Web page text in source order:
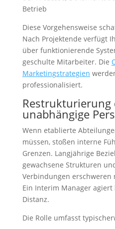
Betrieb
Diese Vorgehensweise
Nach Projektende verfügt
über funktionierende
geschulte Mitarbeiter. Die
Marketingstrategien
professionalisiert.
unabhängige
Wenn etablierte
müssen, stoßen interne
Grenzen. Langjährige
gewachsene Strukturen
Verbindungen erschweren
Ein Interim Manager
Distanz.
Die Rolle umfasst